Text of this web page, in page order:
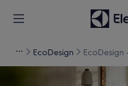
EcoDesign EcoDesign